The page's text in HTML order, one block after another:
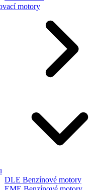
motory
DLE Benzínové motory